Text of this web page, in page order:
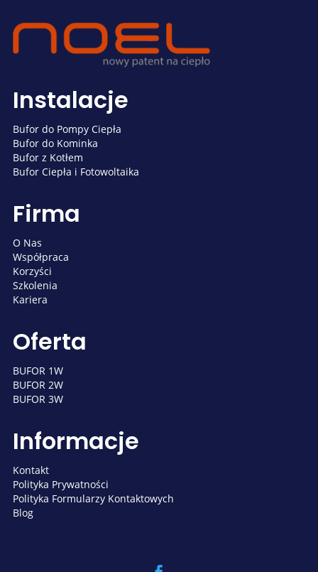
Instalacje
Bufor do Pompy Ciepła
Bufor do Kominka
Bufor z Kotłem
Bufor Ciepła i Fotowoltaika
Firma
O Nas
Współpraca
Korzyści
Szkolenia
Kariera
Oferta
BUFOR 1W
BUFOR 2W
BUFOR 3W
Informacje
Kontakt
Polityka Prywatności
Polityka Formularzy Kontaktowych
Blog